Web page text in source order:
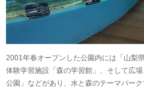
2001年春オープンした公園内には「山梨
体験学習施設「森の学習館」、そして広
公園」などがあり、水と森のテーマパーク